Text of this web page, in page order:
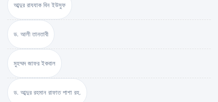
আব্দুর রাযযাক বিন ইউসুফ
ড. আলী তানতাবী
মুহম্মদ জাফর ইকবাল
ড. আব্দুর রহমান রাফাত পাশা রহ.